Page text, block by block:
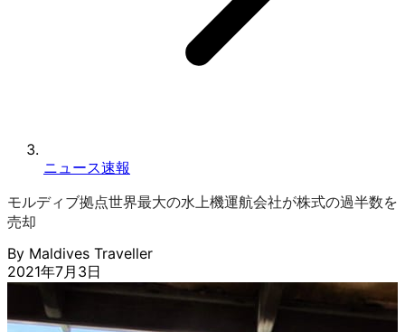
ニュース速報
モルディブ拠点世界最大の水上機運航会社が株式の過半数を
売却
By Maldives Traveller
2021年7月3日